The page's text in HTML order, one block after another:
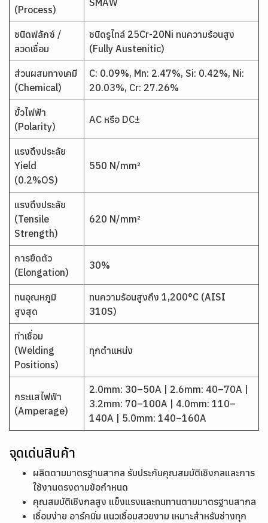
(Process)
SMAW
ชนิดฟลักซ์ /
ลวดเชื่อม
ชนิดรูไทล์ 25Cr-20Ni ทนความร้อนสูง
(Fully Austenitic)
ส่วนผสมทางเคมี
(Chemical)
C: 0.09%, Mn: 2.47%, Si: 0.42%, Ni:
20.03%, Cr: 27.26%
ขั้วไฟฟ้า
(Polarity)
AC หรือ DC±
แรงดึงประลัย
Yield
(0.2%OS)
550 N/mm²
แรงดึงประลัย
(Tensile
Strength)
620 N/mm²
การยืดตัว
(Elongation)
30%
ทนอุณหภูมิ
สูงสุด
ทนความร้อนสูงถึง 1,200°C (AISI
310S)
ท่าเชื่อม
(Welding
Positions)
ทุกตำแหน่ง
กระแสไฟฟ้า
(Amperage)
2.0mm: 30–50A | 2.6mm: 40–70A |
3.2mm: 70–100A | 4.0mm: 110–
140A | 5.0mm: 140–160A
จุดเด่นสินค้า
ผลิตตามมาตรฐานสากล รับประกันคุณสมบัติเชิงกลและการ
ใช้งานตรงตามข้อกำหนด
คุณสมบัติเชิงกลสูง แข็งแรงและทนทานตามมาตรฐานสากล
เชื่อมง่าย อาร์กนิ่ม แนวเชื่อมสวยงาม เหมาะสำหรับช่างทุก